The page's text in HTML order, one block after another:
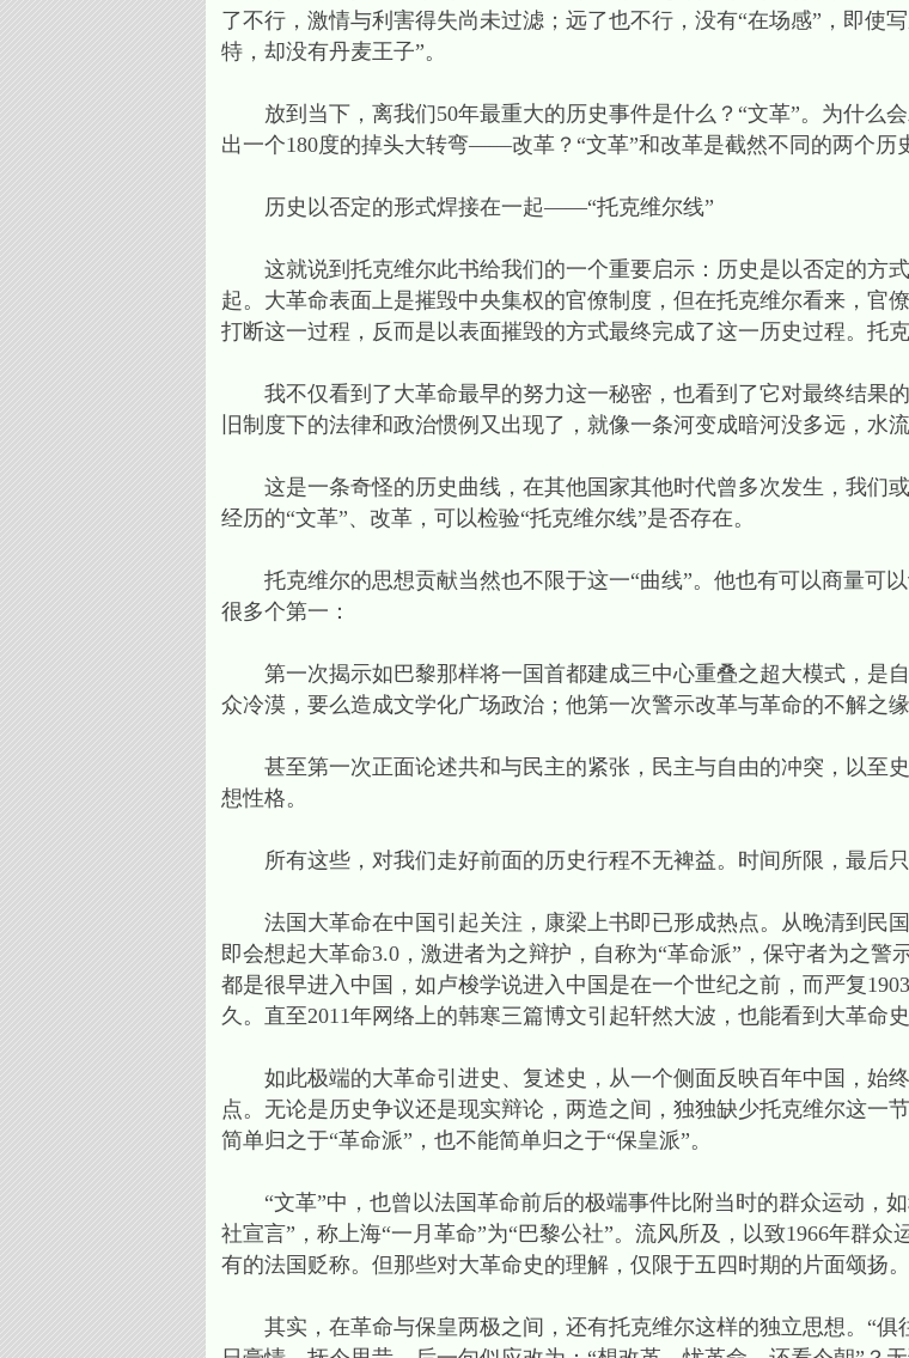
了不行，激情与利害得失尚未过滤；远了也不行，没有“在场感”，即使
特，却没有丹麦王子”。
放到当下，离我们50年最重大的历史事件是什么？“文革”。为什么会
出一个180度的掉头大转弯——改革？“文革”和改革是截然不同的两个历
历史以否定的形式焊接在一起——“托克维尔线”
这就说到托克维尔此书给我们的一个重要启示：历史是以否定的方
起。大革命表面上是摧毁中央集权的官僚制度，但在托克维尔看来，官
打断这一过程，反而是以表面摧毁的方式最终完成了这一历史过程。托
我不仅看到了大革命最早的努力这一秘密，也看到了它对最终结果
旧制度下的法律和政治惯例又出现了，就像一条河变成暗河没多远，水
这是一条奇怪的历史曲线，在其他国家其他时代曾多次发生，我们或
经历的“文革”、改革，可以检验“托克维尔线”是否存在。
托克维尔的思想贡献当然也不限于这一“曲线”。他也有可以商量可
很多个第一：
第一次揭示如巴黎那样将一国首都建成三中心重叠之超大模式，是
众冷漠，要么造成文学化广场政治；他第一次警示改革与革命的不解之
甚至第一次正面论述共和与民主的紧张，民主与自由的冲突，以至
想性格。
所有这些，对我们走好前面的历史行程不无裨益。时间所限，最后只
法国大革命在中国引起关注，康梁上书即已形成热点。从晚清到民
即会想起大革命3.0，激进者为之辩护，自称为“革命派”，保守者为之警
都是很早进入中国，如卢梭学说进入中国是在一个世纪之前，而严复
久。直至2011年网络上的韩寒三篇博文引起轩然大波，也能看到大革命史
如此极端的大革命引进史、复述史，从一个侧面反映百年中国，始
点。无论是历史争议还是现实辩论，两造之间，独独缺少托克维尔这一
简单归之于“革命派”，也不能简单归之于“保皇派”。
“文革”中，也曾以法国革命前后的极端事件比附当时的群众运动，如
社宣言”，称上海“一月革命”为“巴黎公社”。流风所及，以致1966年群
有的法国贬称。但那些对大革命史的理解，仅限于五四时期的片面颂扬。
其实，在革命与保皇两极之间，还有托克维尔这样的独立思想。“俱